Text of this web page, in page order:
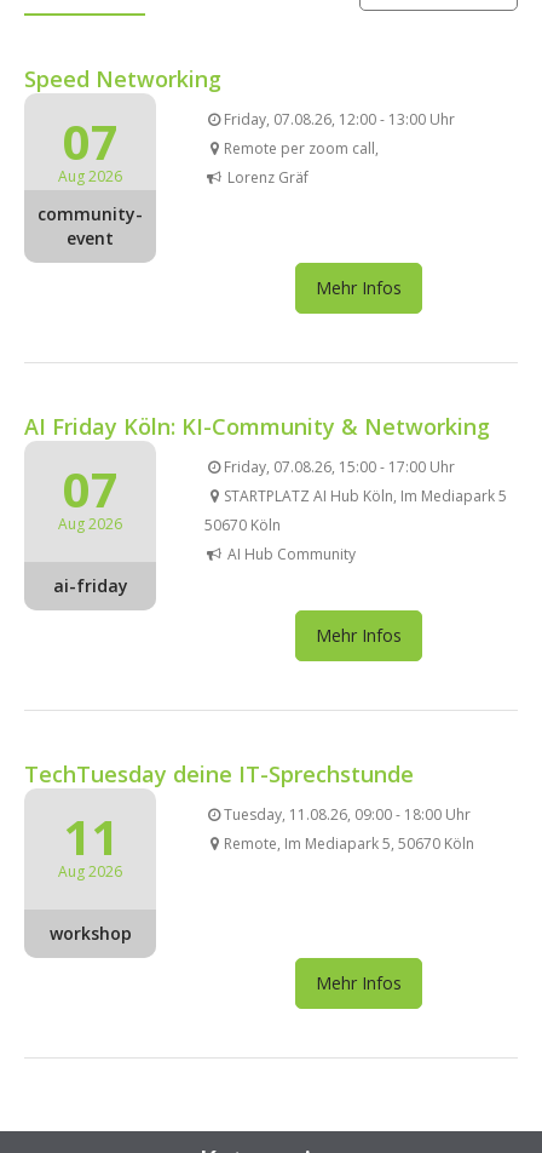
Speed Networking
07
Aug 2026
community-
event
Friday, 07.08.26, 12:00 - 13:00 Uhr
Remote per zoom call,
Lorenz Gräf
Mehr Infos
AI Friday Köln: KI-Community & Networking
07
Aug 2026
ai-friday
Friday, 07.08.26, 15:00 - 17:00 Uhr
STARTPLATZ AI Hub Köln, Im Mediapark 5
50670 Köln
AI Hub Community
Mehr Infos
TechTuesday deine IT-Sprechstunde
11
Aug 2026
workshop
Tuesday, 11.08.26, 09:00 - 18:00 Uhr
Remote, Im Mediapark 5, 50670 Köln
Mehr Infos